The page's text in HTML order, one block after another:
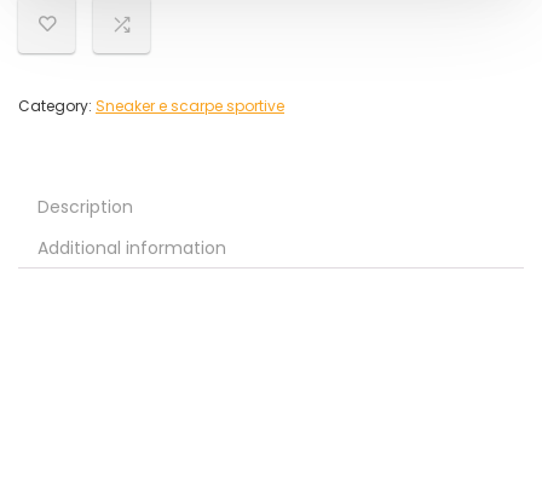
Category: Sneaker e scarpe sportive
Description
Additional information